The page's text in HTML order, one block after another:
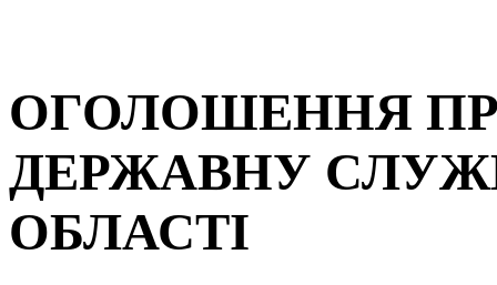
ОГОЛОШЕННЯ
ДЕРЖАВНУ
ОБЛАСТІ